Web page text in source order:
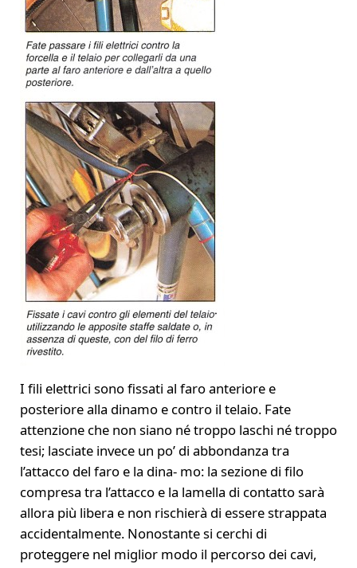
I fili elettrici sono fissati al faro anteriore e
posteriore alla dinamo e contro il telaio. Fate
attenzione che non siano né troppo laschi né troppo
tesi; lasciate invece un po’ di abbondanza tra
l’attacco del faro e la dina- mo: la sezione di filo
compresa tra l’attacco e la lamella di contatto sarà
allora più libera e non rischierà di essere strappata
accidentalmente. Nonostante si cerchi di
proteggere nel miglior modo il percorso dei cavi,